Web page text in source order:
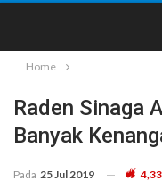
Home
Raden Sinaga
Banyak
Pada 25 Jul 2019